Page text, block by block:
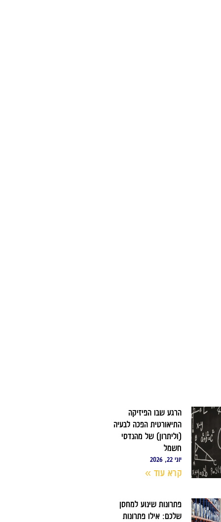
הרגע שבו הפיזיקה
התיאורטית הפכה לבעיה
(וליתרון) של מהנדסי
חשמל
יוני 22, 2026
קרא עוד »
פתרונות שינוע למחסן
שלכם: אילו פתרונות